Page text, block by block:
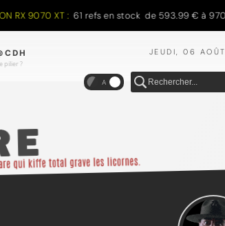
XT : 61 refs en stock de 593.99 € à 970.68 €
JEUDI, 06
pilier ?
A